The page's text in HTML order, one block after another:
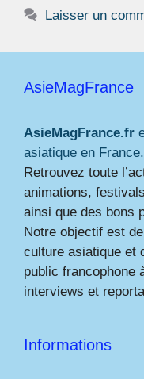
Laisser un
AsieMagFrance
AsieMagFrance.fr
asiatique en France.
Retrouvez toute
animations,
ainsi que des bons
Notre objectif est
culture asiatique et
public francophone
interviews et
Informations